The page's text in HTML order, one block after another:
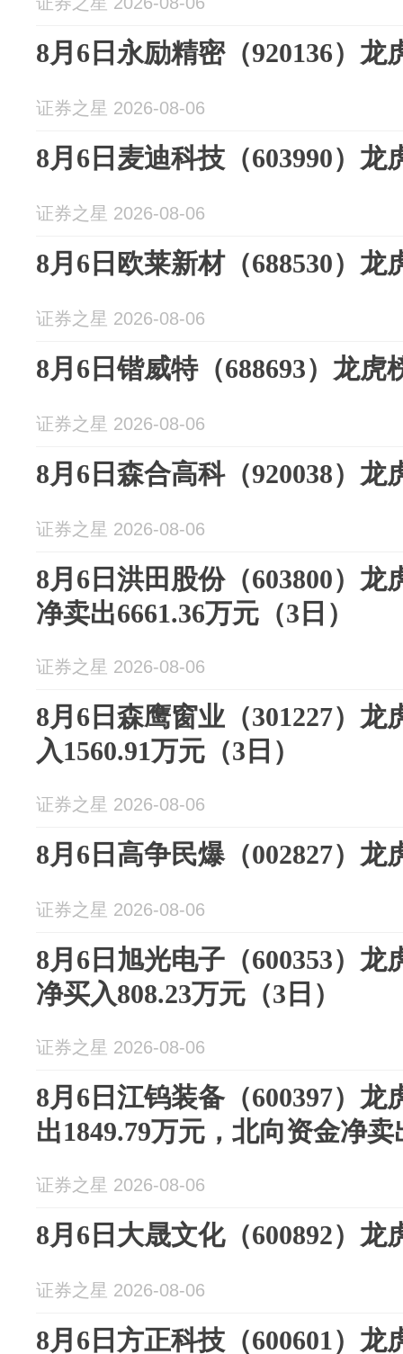
8月6日永励精密（920136）龙
证券之星 2026-08-06
8月6日麦迪科技（603990）龙
证券之星 2026-08-06
8月6日欧莱新材（688530）龙
证券之星 2026-08-06
8月6日锴威特（688693）龙虎
证券之星 2026-08-06
8月6日森合高科（920038）龙
证券之星 2026-08-06
8月6日洪田股份（603800）龙
净卖出6661.36万元（3日）
证券之星 2026-08-06
8月6日森鹰窗业（301227）龙
入1560.91万元（3日）
证券之星 2026-08-06
8月6日高争民爆（002827）龙
证券之星 2026-08-06
8月6日旭光电子（600353）龙
净买入808.23万元（3日）
证券之星 2026-08-06
8月6日江钨装备（600397）龙
出1849.79万元，北向资金净卖
证券之星 2026-08-06
8月6日大晟文化（600892）龙
证券之星 2026-08-06
8月6日方正科技（600601）龙